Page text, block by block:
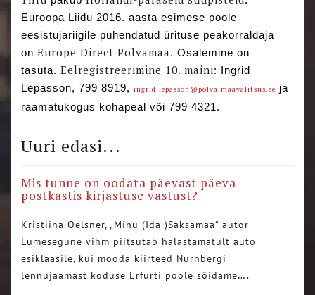
Euroopa Liidu 2016. aasta esimese poole
eesistujariigile pühendatud ürituse peakorraldaja
on Europe Direct Põlvamaa. Osalemine on
tasuta. Eelregistreerimine 10. maini: Ingrid
Lepasson, 799 8919, ingrid.lepasson@polva.maavalitsus.ee ja
raamatukogus kohapeal või 799 4321.
Uuri edasi...
Mis tunne on oodata päevast päeva
postkastis kirjastuse vastust?
Kristiina Oelsner, „Minu (Ida-)Saksamaa“ autor
Lumesegune vihm piitsutab halastamatult auto
esiklaasile, kui mööda kiirteed Nürnbergi
lennujaamast koduse Erfurti poole sõidame….